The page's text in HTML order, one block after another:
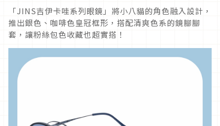
「JINS吉伊卡哇系列眼鏡」將小八貓的角色融入設計，
推出銀色、咖啡色皇冠框形，搭配清爽色系的鏡腳腳
套，讓粉絲包色收藏也超實搭！